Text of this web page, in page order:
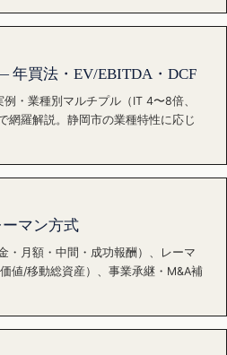
年買法・EV/EBITDA・DCF
・業種別マルチプル（IT 4〜8倍、
網羅解説。静岡市の業種特性に応じ
マン方式
・月額・中間・成功報酬）、レーマ
値/移動総資産）、事業承継・M&A補